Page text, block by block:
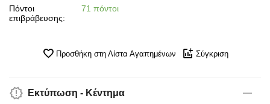
Πόντοι
επιβράβευσης:
71 πόντοι
Προσθήκη στη Λίστα Αγαπημένων Σύγκριση
Εκτύπωση - Κέντημα